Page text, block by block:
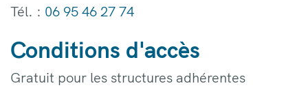
Tél. : 06 95 46 27 74
Conditions d'accès
Gratuit pour les structures adhérentes